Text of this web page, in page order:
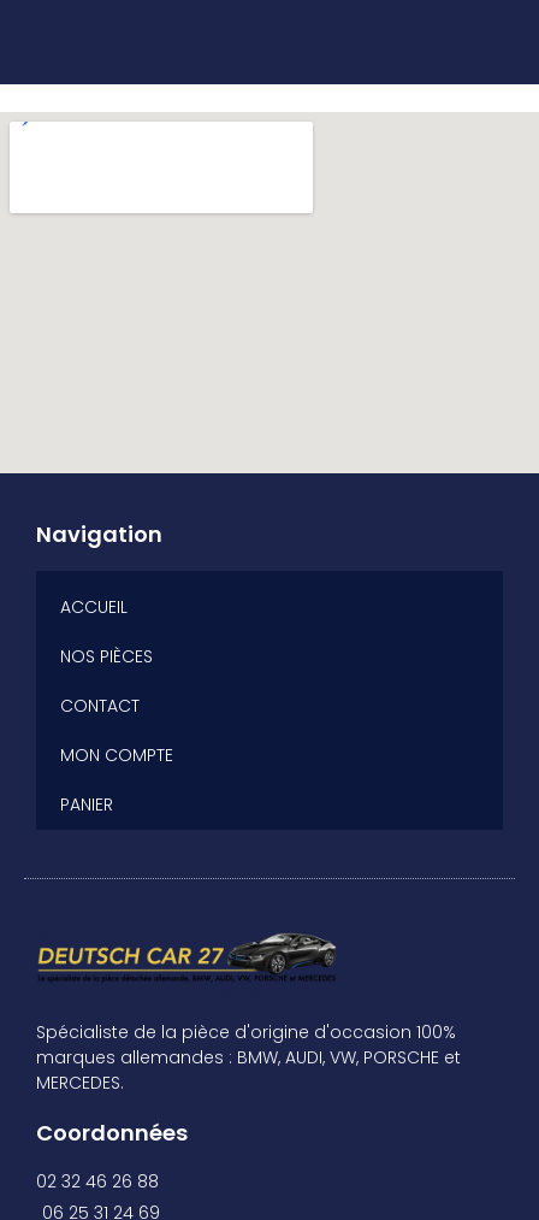
Navigation
ACCUEIL
NOS PIÈCES
CONTACT
MON COMPTE
PANIER
Spécialiste de la pièce d'origine d'occasion 100%
marques allemandes : BMW, AUDI, VW, PORSCHE et
MERCEDES.
Coordonnées
02 32 46 26 88
06 25 31 24 69